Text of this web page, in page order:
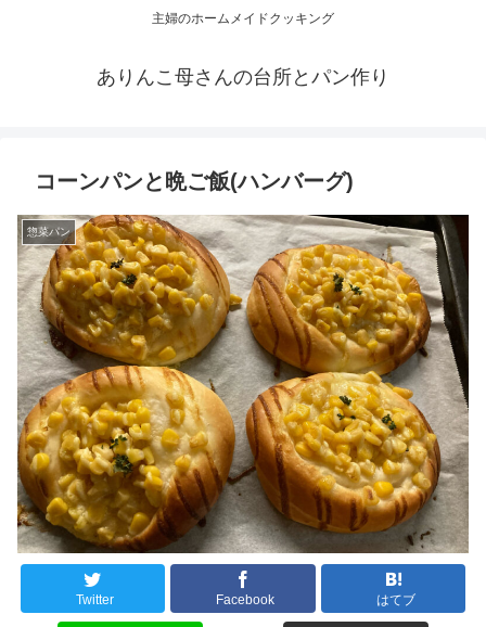
主婦のホームメイドクッキング
ありんこ母さんの台所とパン作り
コーンパンと晩ご飯(ハンバーグ)
惣菜パン
Twitter Facebook はてブ